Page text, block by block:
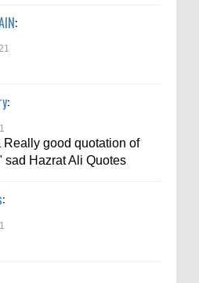
:
:
Really good quotation of
sad Hazrat Ali Quotes
: